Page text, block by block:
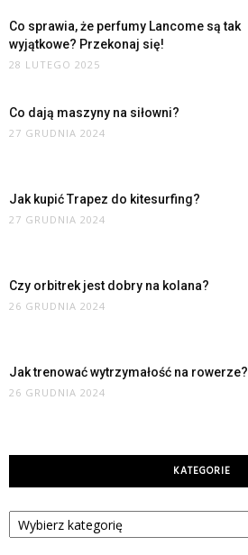
Co sprawia, że perfumy Lancome są tak
wyjątkowe? Przekonaj się!
28 LUTEGO 2025
Co dają maszyny na siłowni?
27 GRUDNIA 2024
Jak kupić Trapez do kitesurfing?
27 GRUDNIA 2024
Czy orbitrek jest dobry na kolana?
26 GRUDNIA 2024
Jak trenować wytrzymałość na rowerze?
26 GRUDNIA 2024
KATEGORIE
Kategorie